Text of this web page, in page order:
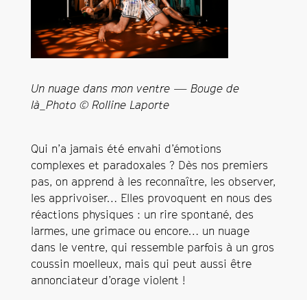
Un nuage dans mon ventre — Bouge de
là_Photo © Rolline Laporte
Qui n’a jamais été envahi d’émotions
complexes et paradoxales ? Dès nos premiers
pas, on apprend à les reconnaître, les observer,
les apprivoiser… Elles provoquent en nous des
réactions physiques : un rire spontané, des
larmes, une grimace ou encore… un nuage
dans le ventre, qui ressemble parfois à un gros
coussin moelleux, mais qui peut aussi être
annonciateur d’orage violent !